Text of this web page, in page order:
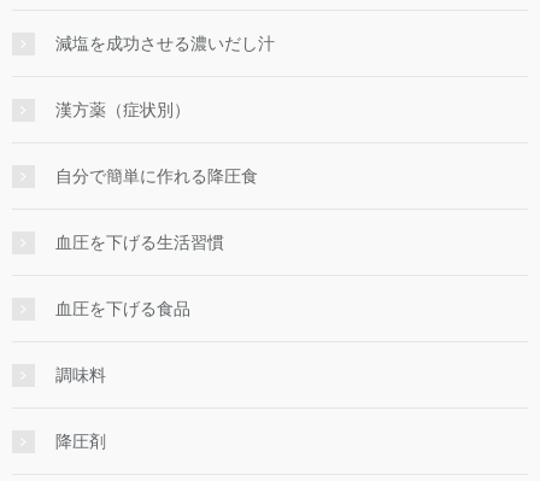
減塩を成功させる濃いだし汁
漢方薬（症状別）
自分で簡単に作れる降圧食
血圧を下げる生活習慣
血圧を下げる食品
調味料
降圧剤